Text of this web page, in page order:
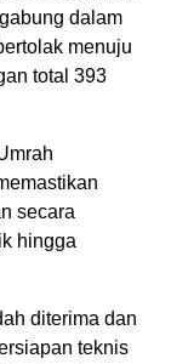
dalam
menuju
total 393
secara
hingga
diterima dan
teknis